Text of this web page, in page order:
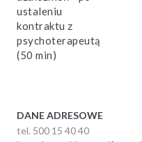
ustaleniu
kontraktu z
psychoterapeutą
(50 min)
DANE ADRESOWE
tel. 500 15 40 40